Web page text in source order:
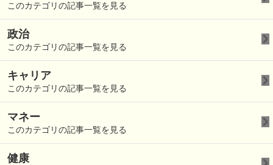
このカテゴリの記事一覧を見る
政治
このカテゴリの記事一覧を見る
キャリア
このカテゴリの記事一覧を見る
マネー
このカテゴリの記事一覧を見る
健康